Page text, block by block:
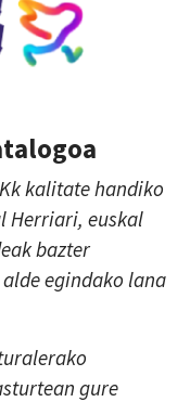
kalitate handiko
Herriari, euskal
bazter
egindako lana
gure